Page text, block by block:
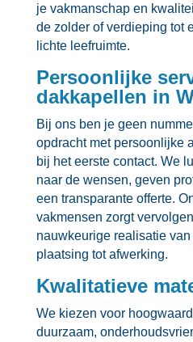
je vakmanschap en
de zolder of verdieping tot
lichte leefruimte.​
Persoonlijke
dakkapellen in
Bij ons ben je geen
opdracht met persoonlijke
bij het eerste contact.​ We
naar de wensen, geven
een transparante offerte.​
vakmensen zorgt
nauwkeurige realisatie
plaatsing tot afwerking.​
Kwalitatieve
We kiezen voor
duurzaam,